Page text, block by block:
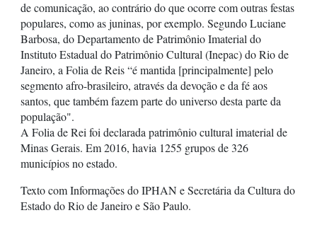
de comunicação, ao contrário do que ocorre com outras festas
populares, como as juninas, por exemplo. Segundo Luciane
Barbosa, do Departamento de Patrimônio Imaterial do
Instituto Estadual do Patrimônio Cultural (Inepac) do Rio de
Janeiro, a Folia de Reis “é mantida [principalmente] pelo
segmento afro-brasileiro, através da devoção e da fé aos
santos, que também fazem parte do universo desta parte da
população".
A Folia de Rei foi declarada patrimônio cultural imaterial de
Minas Gerais. Em 2016, havia 1255 grupos de 326
municípios no estado.
Texto com Informações do IPHAN e Secretária da Cultura do
Estado do Rio de Janeiro e São Paulo.